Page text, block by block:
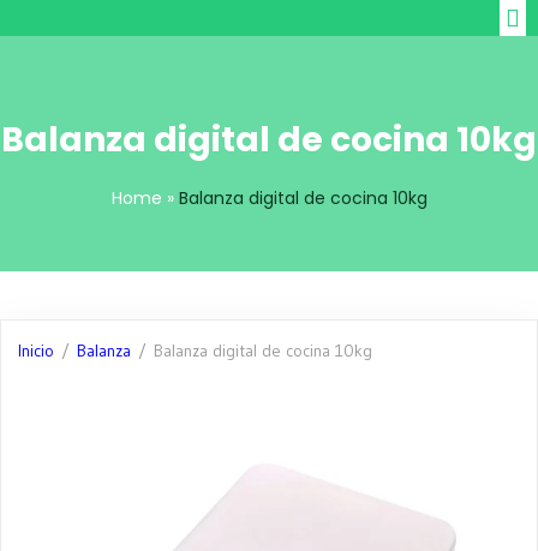
Balanza digital de cocina 10kg
Home » Balanza digital de cocina 10kg
Inicio / Balanza / Balanza digital de cocina 10kg